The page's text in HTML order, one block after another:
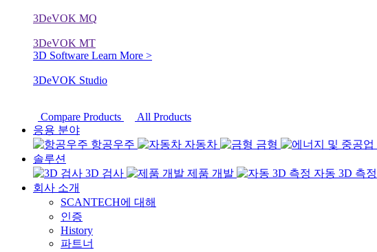
3DeVOK MQ
3DeVOK MT
3D Software Learn More >
3DeVOK Studio
Compare Products
All Products
응용 분야
항공우주
자동차 금형
솔루션
3D 검사
제품 개발 자동 3D 측정
회사 소개
SCANTECH에 대해
인증
History
파트너